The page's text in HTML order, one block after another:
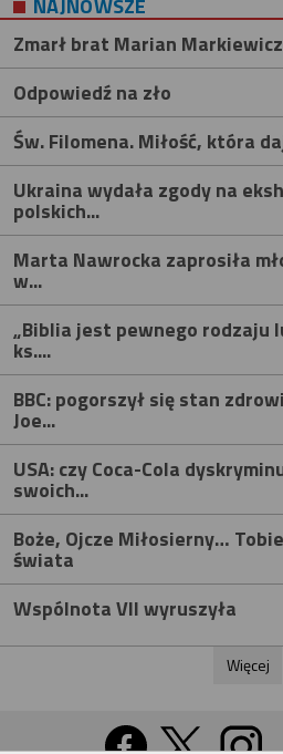
Zmarł brat Marian Markiewicz
Odpowiedź na zło
Św. Filomena. Miłość, która
Ukraina wydała zgody na
polskich...
Marta Nawrocka zaprosiła
w...
„Biblia jest pewnego rodzaju
ks....
BBC: pogorszył się stan
Joe...
USA: czy Coca-Cola
swoich...
Boże, Ojcze Miłosierny…
świata
Wspólnota VII wyruszyła
Więcej